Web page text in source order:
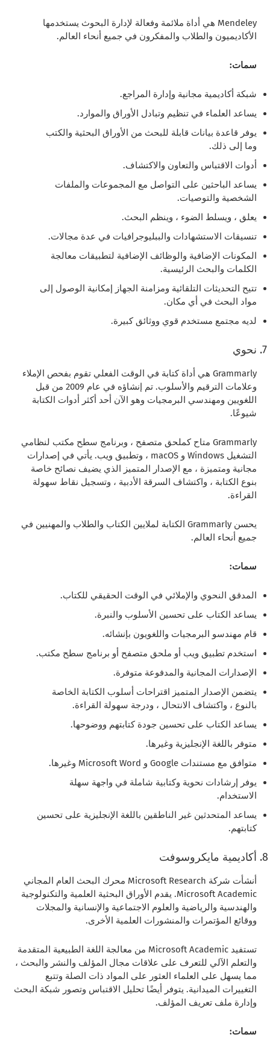
Mendeley هي أداة ملائمة وفعالة لإدارة البحوث يستخدمها
الأكاديميون والطلاب والمفكرون في جميع أنحاء العالم.
سمات:
شبكة أكاديمية مجانية وإدارة المراجع.
يساعد العلماء في تنظيم وتبادل الأوراق والموارد.
يوفر قاعدة بيانات قابلة للبحث من الأوراق البحثية والكتب
وما إلى ذلك.
أدوات الاقتباس والتعاون والاكتشاف.
يساعد الباحثين على التواصل مع المجموعات والملفات
الشخصية والتوصيات.
يعلق ، ويسلط الضوء ، وينظم البحث.
تنسيقات الاستشهادات والببليوجرافيات في عدة مجالات.
المكونات الإضافية والوظائف الإضافية لتطبيقات معالجة
الكلمات والبحث الرئيسية.
تتيح التحديثات التلقائية ومزامنة الجهاز إمكانية الوصول إلى
مواد البحث في أي مكان.
لديه مجتمع مستخدم قوي ووثائق كبيرة.
نحوي
Grammarly هي أداة كتابة في الوقت الفعلي تقوم بفحص الإملاء
وعلامات الترقيم والأسلوب. تم إنشاؤه في عام 2009 من قبل
اللغويين ومهندسي البرمجيات وهو الآن أحد أكثر أدوات الكتابة
شيوعًا.
Grammarly متاح كملحق متصفح ، وبرنامج سطح مكتب لنظامي
التشغيل Windows و macOS ، وتطبيق ويب. يأتي في إصدارات
مجانية ومتميزة ، مع الإصدار المتميز الذي يضيف نصائح خاصة
بنوع الكتابة ، واكتشاف السرقة الأدبية ، وتسجيل نقاط سهولة
القراءة.
يحسن Grammarly الكتابة لملايين الكتاب والطلاب والمهنيين في
جميع أنحاء العالم.
سمات:
المدقق النحوي والإملائي في الوقت الحقيقي للكتاب.
يساعد الكتاب على تحسين الأسلوب والنبرة.
قام مهندسو البرمجيات واللغويون بإنشائه.
استخدم تطبيق ويب أو ملحق متصفح أو برنامج سطح مكتب.
الإصدارات المجانية والمدفوعة متوفرة.
يتضمن الإصدار المتميز اقتراحات أسلوب الكتابة الخاصة
بالنوع ، واكتشاف الانتحال ، ودرجة سهولة القراءة.
يساعد الكتاب على تحسين جودة كتابتهم ووضوحها.
متوفر باللغة الإنجليزية وغيرها.
متوافق مع مستندات Google و Microsoft Word وغيرها.
يوفر إرشادات نحوية وكتابية شاملة في واجهة سهلة
الاستخدام.
يساعد المتحدثين غير الناطقين باللغة الإنجليزية على تحسين
كتابتهم.
أكاديمية مايكروسوفت
أنشأت شركة Microsoft Research محرك البحث العام المجاني
Microsoft Academic. يقدم الأوراق البحثية العلمية والتكنولوجية
والهندسية والرياضية والعلوم الاجتماعية والإنسانية والمجلات
ووقائع المؤتمرات والمنشورات العلمية الأخرى.
تستفيد Microsoft Academic من معالجة اللغة الطبيعية المتقدمة
والتعلم الآلي للتعرف على علاقات مجال المؤلف والنشر والبحث ،
مما يسهل على العلماء العثور على المواد ذات الصلة وتتبع
التغييرات الميدانية. يتوفر أيضًا تحليل الاقتباس وتصور شبكة البحث
وإدارة ملف تعريف المؤلف.
سمات: